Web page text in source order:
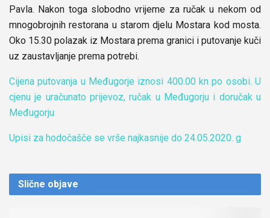
Pavla. Nakon toga slobodno vrijeme za ručak u nekom od
mnogobrojnih restorana u starom djelu Mostara kod mosta.
Oko 15.30 polazak iz Mostara prema granici i putovanje kuči
uz zaustavljanje prema potrebi.
Cijena putovanja u Međugorje iznosi 400.00 kn po osobi. U
cjenu je uračunato prijevoz, ručak u Međugorju i doručak u
Međugorju
Upisi za hodočašče se vrše najkasnije do 24.05.2020. g
Slične objave